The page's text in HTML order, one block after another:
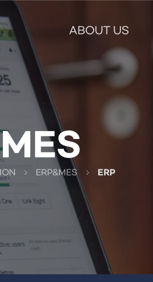
ABOUT US
ERP&MES ERP